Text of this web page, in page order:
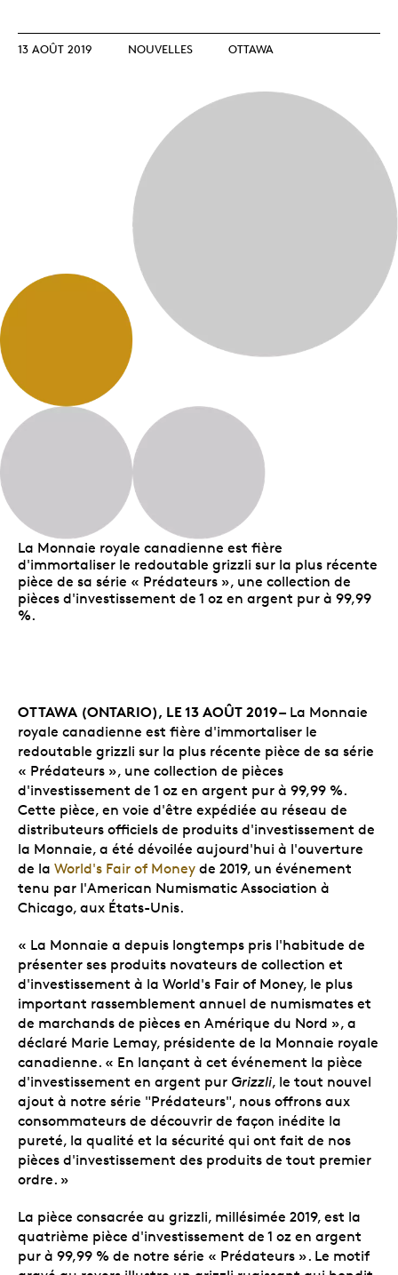
13 AOÛT 2019 NOUVELLES OTTAWA
La Monnaie royale canadienne est fière
d'immortaliser le redoutable grizzli sur la plus récente
pièce de sa série « Prédateurs », une collection de
pièces d'investissement de 1 oz en argent pur à 99,99
%.
OTTAWA (ONTARIO), LE 13 AOÛT 2019 – La Monnaie
royale canadienne est fière d'immortaliser le
redoutable grizzli sur la plus récente pièce de sa série
« Prédateurs », une collection de pièces
d'investissement de 1 oz en argent pur à 99,99 %.
Cette pièce, en voie d'être expédiée au réseau de
distributeurs officiels de produits d'investissement de
la Monnaie, a été dévoilée aujourd'hui à l'ouverture
de la World's Fair of Money de 2019, un événement
tenu par l'American Numismatic Association à
Chicago, aux États-Unis.
« La Monnaie a depuis longtemps pris l'habitude de
présenter ses produits novateurs de collection et
d'investissement à la World's Fair of Money, le plus
important rassemblement annuel de numismates et
de marchands de pièces en Amérique du Nord », a
déclaré Marie Lemay, présidente de la Monnaie royale
canadienne. « En lançant à cet événement la pièce
d'investissement en argent pur Grizzli, le tout nouvel
ajout à notre série "Prédateurs", nous offrons aux
consommateurs de découvrir de façon inédite la
pureté, la qualité et la sécurité qui ont fait de nos
pièces d'investissement des produits de tout premier
ordre. »
La pièce consacrée au grizzli, millésimée 2019, est la
quatrième pièce d'investissement de 1 oz en argent
pur à 99,99 % de notre série « Prédateurs ». Le motif